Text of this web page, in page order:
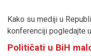
Kako su mediji u
konferenciji pogledajte
Političati u BiH